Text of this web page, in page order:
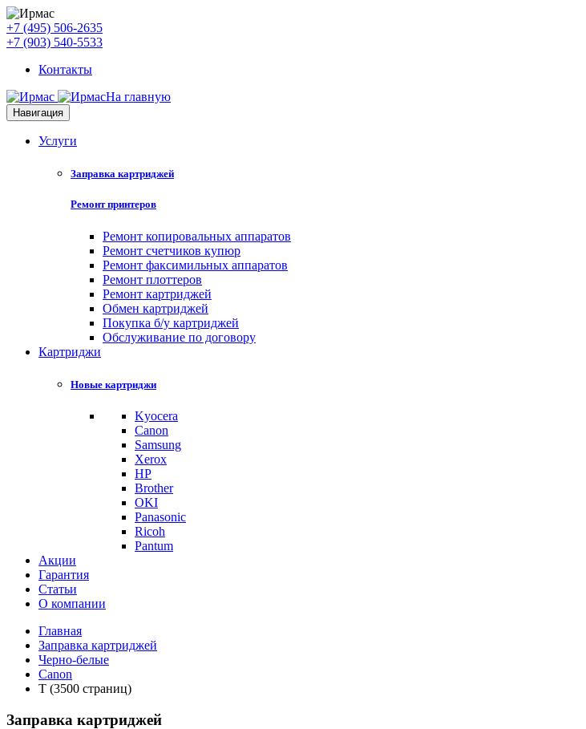
+7 (495) 506-2635
+7 (903) 540-5533
Контакты
На главную
Навигация
Услуги
Заправка картриджей
Ремонт принтеров
Ремонт копировальных аппаратов
Ремонт счетчиков купюр
Ремонт факсимильных аппаратов
Ремонт плоттеров
Ремонт картриджей
Обмен картриджей
Покупка б/у картриджей
Обслуживание по договору
Картриджи
Новые картриджи
Kyocera
Canon
Samsung
Xerox
HP
Brother
OKI
Panasonic
Ricoh
Pantum
Акции
Гарантия
Статьи
О компании
Главная
Заправка картриджей
Черно-белые
Canon
T (3500 страниц)
Заправка картриджей